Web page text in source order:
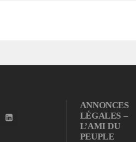
ANNONCES
LÉGALES –
L’AMI DU
PEUPLE